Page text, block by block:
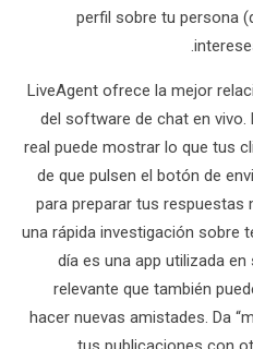
perfil sobre tu persona
LiveAgent ofrece la mejor
del software de chat en
real puede mostrar lo que tus
de que pulsen el botón de
para preparar tus respuestas
una rápida investigación sobre
día es una app utilizada
relevante que también
hacer nuevas amistades. Da